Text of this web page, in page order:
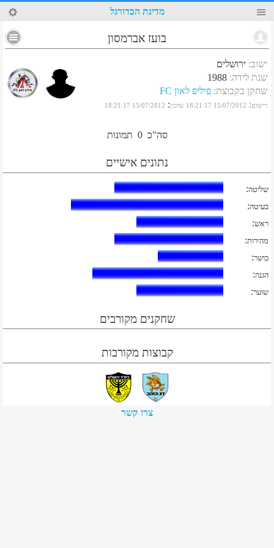
63 מדינת הכדורגל
בועז אברמסון
ישוב: ירושלים
שנת לידה:
1988
שחקן בקבוצת: פיליפ לאון FC
רישום:
15/07/2012 18:21:17 עדכון:
15/07/2012 18:21:17
סה"כ 0 תמונות
נתונים אישיים
שליטה:
בעיטה:
ראש:
מהירות:
כושר:
הגנה:
שוער:
שחקנים מקורבים
קבוצות מקורבות
צרו קשר